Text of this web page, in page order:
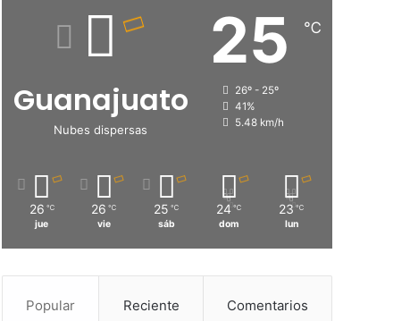
Guanajuato
Nubes dispersas
25 ℃
26º - 25º
41%
5.48 km/h
26 ℃
jue
26 ℃
vie
25 ℃
sáb
24 ℃
dom
23 ℃
lun
Popular Reciente Comentarios